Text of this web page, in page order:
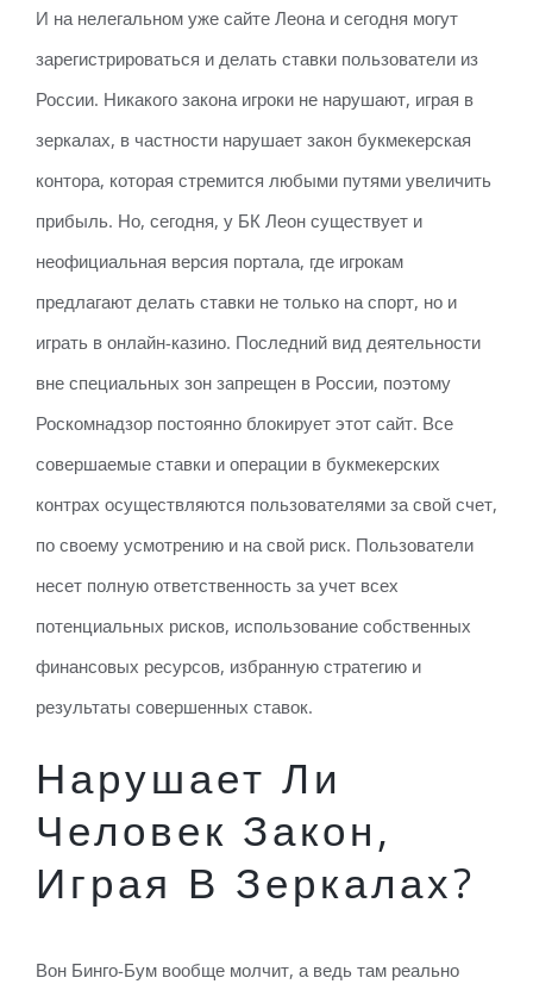
И на нелегальном уже сайте Леона и сегодня могут
зарегистрироваться и делать ставки пользователи из
России. Никакого закона игроки не нарушают, играя в
зеркалах, в частности нарушает закон букмекерская
контора, которая стремится любыми путями увеличить
прибыль. Но, сегодня, у БК Леон существует и
неофициальная версия портала, где игрокам
предлагают делать ставки не только на спорт, но и
играть в онлайн-казино. Последний вид деятельности
вне специальных зон запрещен в России, поэтому
Роскомнадзор постоянно блокирует этот сайт. Все
совершаемые ставки и операции в букмекерских
контрах осуществляются пользователями за свой счет,
по своему усмотрению и на свой риск. Пользователи
несет полную ответственность за учет всех
потенциальных рисков, использование собственных
финансовых ресурсов, избранную стратегию и
результаты совершенных ставок.
Нарушает Ли
Человек Закон,
Играя В Зеркалах?
Вон Бинго-Бум вообще молчит, а ведь там реально